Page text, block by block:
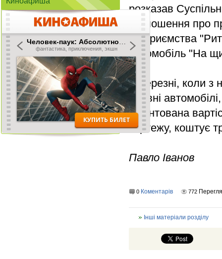
розказав
оголошення про
підприємства
автомобіль "На
У березні, коли з
наявні
орієнтована
кортежу, коштує
Павло Іванов
0 Коментарів 772
Інші матеріали розділу